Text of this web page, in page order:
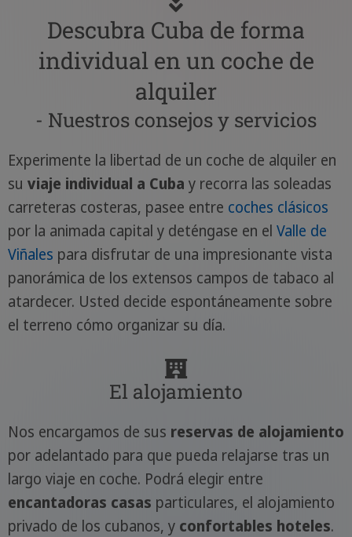
Descubra Cuba de forma
individual en un coche de
alquiler
- Nuestros consejos y servicios
Experimente la libertad de un coche de alquiler en
su viaje individual a Cuba y recorra las soleadas
carreteras costeras, pasee entre coches clásicos
por la animada capital y deténgase en el Valle de
Viñales para disfrutar de una impresionante vista
panorámica de los extensos campos de tabaco al
atardecer. Usted decide espontáneamente sobre
el terreno cómo organizar su día.
El alojamiento
Nos encargamos de sus reservas de alojamiento
por adelantado para que pueda relajarse tras un
largo viaje en coche. Podrá elegir entre
encantadoras casas particulares, el alojamiento
privado de los cubanos, y confortables hoteles.